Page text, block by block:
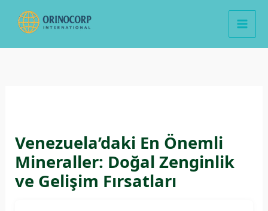
Venezuela’daki En Önemli
Mineraller: Doğal Zenginlik
ve Gelişim Fırsatları